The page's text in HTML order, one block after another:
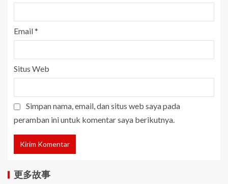
Email*
Situs Web
Simpan nama, email, dan situs web saya pada
peramban ini untuk komentar saya berikutnya.
更多故事